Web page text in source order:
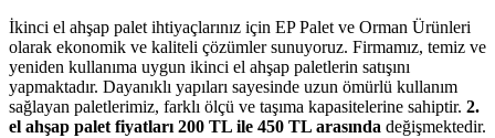
İkinci el ahşap palet ihtiyaçlarınız için EP Palet ve Orman Ürünleri
olarak ekonomik ve kaliteli çözümler sunuyoruz. Firmamız, temiz ve
yeniden kullanıma uygun ikinci el ahşap paletlerin satışını
yapmaktadır. Dayanıklı yapıları sayesinde uzun ömürlü kullanım
sağlayan paletlerimiz, farklı ölçü ve taşıma kapasitelerine sahiptir. 2.
el ahşap palet fiyatları 200 TL ile 450 TL arasında değişmektedir.